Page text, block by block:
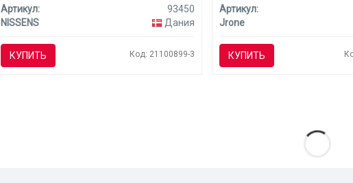
Артикул:
93450
NISSENS
Дания
КУПИТЬ Код: 21100899-3
Артикул:
Jrone
КУПИТЬ